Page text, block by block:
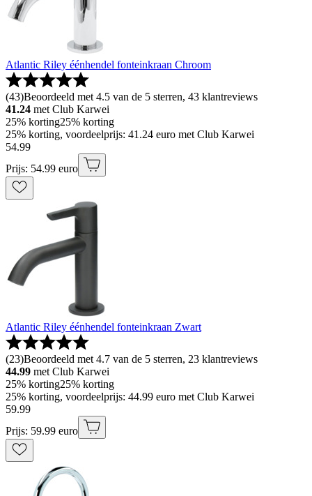
Atlantic Riley éénhendel fonteinkraan Chroom
(43)Beoordeeld met 4.5 van de 5 sterren, 43 klantreviews
41.24 met Club Karwei
25% korting25% korting
25% korting, voordeelprijs: 41.24 euro met Club Karwei
54.99
Prijs: 54.99 euro
Atlantic Riley éénhendel fonteinkraan Zwart
(23)Beoordeeld met 4.7 van de 5 sterren, 23 klantreviews
44.99 met Club Karwei
25% korting25% korting
25% korting, voordeelprijs: 44.99 euro met Club Karwei
59.99
Prijs: 59.99 euro